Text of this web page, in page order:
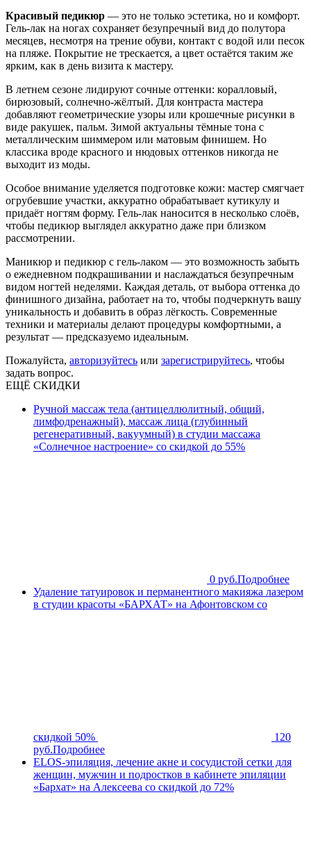
Красивый педикюр — это не только эстетика, но и комфорт.
Гель-лак на ногах сохраняет безупречный вид до полутора
месяцев, несмотря на трение обуви, контакт с водой или песок
на пляже. Покрытие не трескается, а цвет остаётся таким же
ярким, как в день визита к мастеру.
В летнем сезоне лидируют сочные оттенки: коралловый,
бирюзовый, солнечно-жёлтый. Для контраста мастера
добавляют геометрические узоры или крошечные рисунки в
виде ракушек, пальм. Зимой актуальны тёмные тона с
металлическим шиммером или матовым финишем. Но
классика вроде красного и нюдовых оттенков никогда не
выходит из моды.
Особое внимание уделяется подготовке кожи: мастер смягчает
огрубевшие участки, аккуратно обрабатывает кутикулу и
придаёт ногтям форму. Гель-лак наносится в несколько слоёв,
чтобы педикюр выглядел аккуратно даже при близком
рассмотрении.
Маникюр и педикюр с гель-лаком — это возможность забыть
о ежедневном подкрашивании и наслаждаться безупречным
видом ногтей неделями. Каждая деталь, от выбора оттенка до
финишного дизайна, работает на то, чтобы подчеркнуть вашу
уникальность и добавить в образ лёгкость. Современные
техники и материалы делают процедуры комфортными, а
результат — предсказуемо идеальным.
Пожалуйста, авторизуйтесь или зарегистрируйтесь, чтобы
задать вопрос.
ЕЩЁ СКИДКИ
Ручной массаж тела (антицеллюлитный, общий,
лимфодренажный), массаж лица (глубинный
регенеративный, вакуумный) в студии массажа
«Солнечное настроение» со скидкой до 55%
0 руб.Подробнее
Удаление татуировок и перманентного макияжа лазером
в студии красоты «БАРХАТ» на Афонтовском со
скидкой 50%
120
руб.Подробнее
ELOS-эпиляция, лечение акне и сосудистой сетки для
женщин, мужчин и подростков в кабинете эпиляции
«Бархат» на Алексеева со скидкой до 72%